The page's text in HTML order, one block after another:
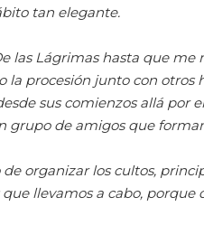
tan elegante.
las Lágrimas hasta que
procesión junto con otros
sus comienzos allá por
de amigos que
organizar los cultos,
llevamos a cabo,